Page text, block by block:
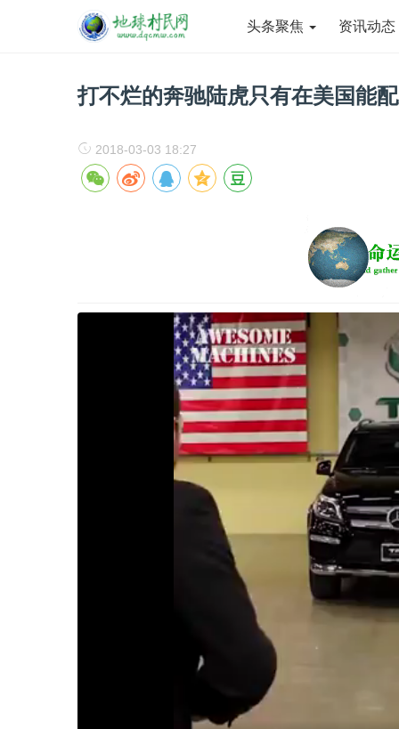
头条聚焦 资讯动态
打不烂的奔驰陆虎只有在美国能
2018-03-03 18:27